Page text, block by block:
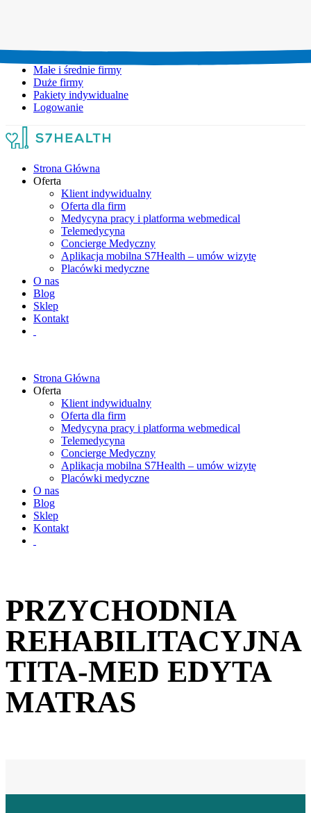
Małe i średnie firmy
Duże firmy
Pakiety indywidualne
Logowanie
Strona Główna
Oferta
Klient indywidualny
Oferta dla firm
Medycyna pracy i platforma webmedical
Telemedycyna
Concierge Medyczny
Aplikacja mobilna S7Health – umów wizytę
Placówki medyczne
O nas
Blog
Sklep
Kontakt
Strona Główna
Oferta
Klient indywidualny
Oferta dla firm
Medycyna pracy i platforma webmedical
Telemedycyna
Concierge Medyczny
Aplikacja mobilna S7Health – umów wizytę
Placówki medyczne
O nas
Blog
Sklep
Kontakt
PRZYCHODNIA
REHABILITACYJNA
TITA-MED EDYTA
MATRAS